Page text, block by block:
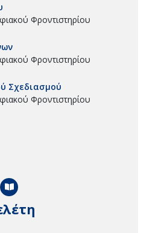
Φροντιστηρίου
Φροντιστηρίου
Σχεδιασμού
Φροντιστηρίου